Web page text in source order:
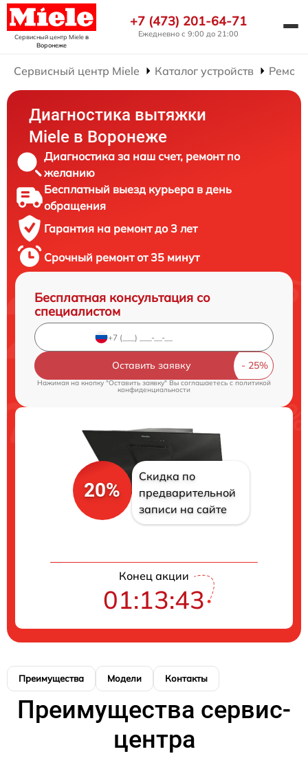
Сервисный центр Mieleв
Воронеже
+7 (473) 201-64-71
Ежедневно с 9:00 до 21:00
Сервисный центр Miele Каталог устройств
Диагностика вытяжки
Miele в Воронеже
Диагностика за наш счет, ремонт по
желанию
Бесплатный выезд курьера в день
обращения
Гарантия на ремонт до 3 лет
Срочный ремонт от 35 минут
Бесплатная консультация со
специалистом
Оставить заявку
Нажимая на кнопку "Оставить заявку" Вы соглашаетесь cполитикой
конфиденциальности
20%
Скидка по
предварительной
записи на сайте
Конец акции
01:13:43
Преимущества Модели Контакты
Преимущества сервис-
центра